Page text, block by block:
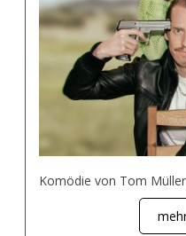
Komödie von Tom